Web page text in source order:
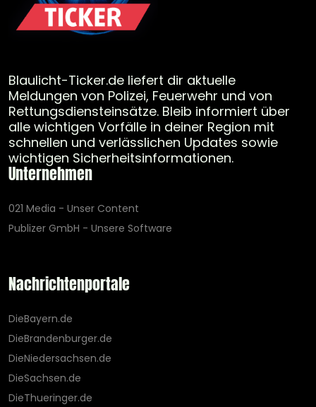
Blaulicht-Ticker.de liefert dir aktuelle
Meldungen von Polizei, Feuerwehr und von
Rettungsdiensteinsätze. Bleib informiert über
alle wichtigen Vorfälle in deiner Region mit
schnellen und verlässlichen Updates sowie
wichtigen Sicherheitsinformationen.
Unternehmen
021 Media - Unser Content
Publizer GmbH - Unsere Software
Nachrichtenportale
DieBayern.de
DieBrandenburger.de
DieNiedersachsen.de
DieSachsen.de
DieThueringer.de